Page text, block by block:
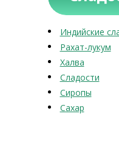
Индийские
Рахат-лукум
Халва
Сладости
Сиропы
Сахар